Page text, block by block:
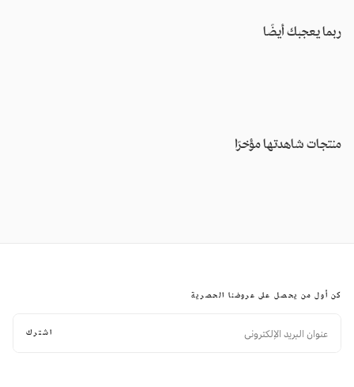
ربما يعجبك أيضًا
منتجات شاهدتها مؤخرًا
كن أول من يحصل على عروضنا الحصرية
الإلكتروني
اشترك